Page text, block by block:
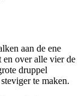
aan de ene
en over alle vier de
druppel
te maken.